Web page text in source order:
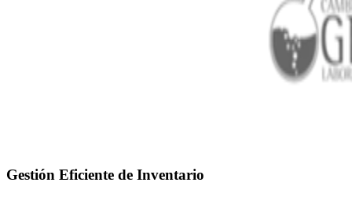
Gestión Eficiente de Inventario